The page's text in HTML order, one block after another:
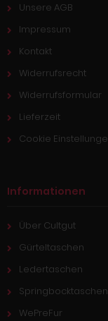
Unsere AGB
Impressum
Kontakt
Widerrufsrecht
Widerrufsformular
Lieferzeit
Cookie
Informationen
Über Cultgut
Gürteltaschen
Ledertaschen
Springbocktaschen
WePreFur